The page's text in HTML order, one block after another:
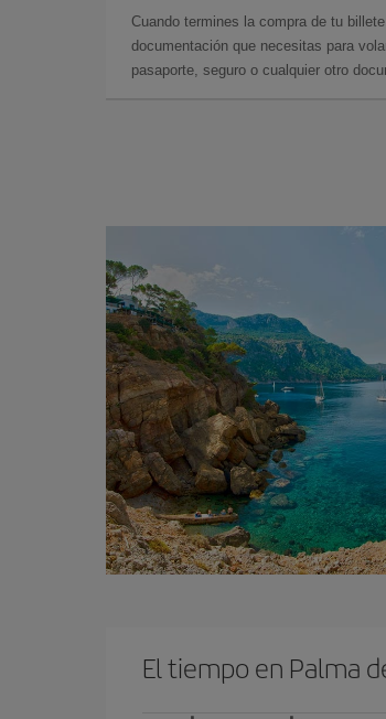
Cuando termines la compra de tu
documentación que necesitas para
pasaporte, seguro o cualquier otro
El tiempo en Palma